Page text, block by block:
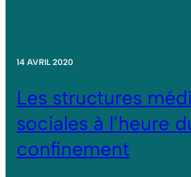
14 AVRIL 2020
Les structures
sociales à l’heure
confinement